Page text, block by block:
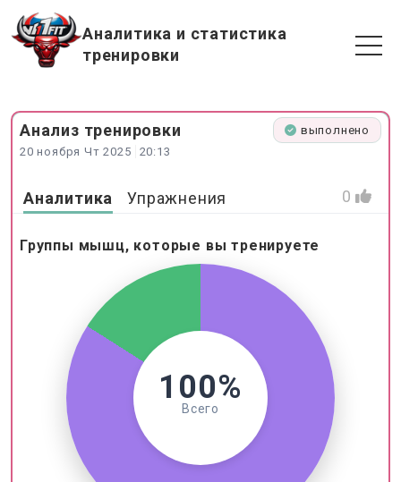
Аналитика и статистика
тренировки
Анализ тренировки
20 ноября Чт 2025 20:13
выполнено
Аналитика Упражнения 0
Группы мышц, которые вы тренируете
100%
Всего